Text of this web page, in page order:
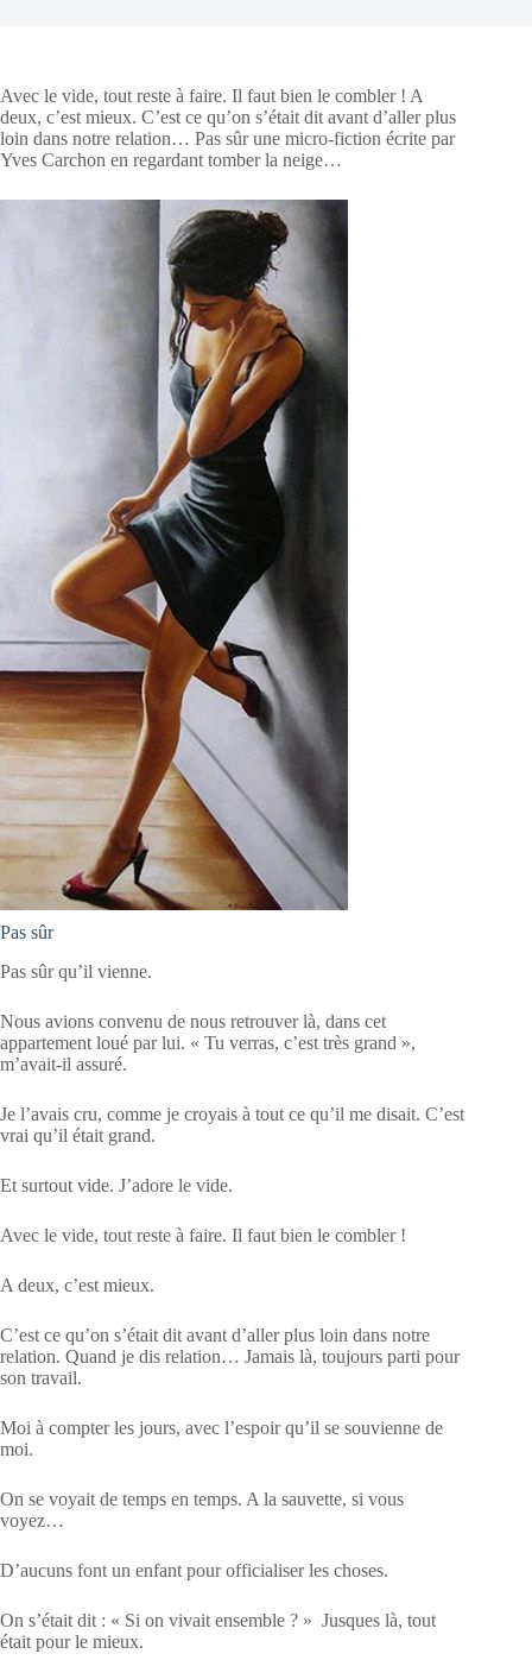
Avec le vide, tout reste à faire. Il faut bien le combler ! A
deux, c’est mieux. C’est ce qu’on s’était dit avant d’aller plus
loin dans notre relation… Pas sûr une micro-fiction écrite par
Yves Carchon en regardant tomber la neige…
Pas sûr
Pas sûr qu’il vienne.
Nous avions convenu de nous retrouver là, dans cet
appartement loué par lui. « Tu verras, c’est très grand »,
m’avait-il assuré.
Je l’avais cru, comme je croyais à tout ce qu’il me disait. C’est
vrai qu’il était grand.
Et surtout vide. J’adore le vide.
Avec le vide, tout reste à faire. Il faut bien le combler !
A deux, c’est mieux.
C’est ce qu’on s’était dit avant d’aller plus loin dans notre
relation. Quand je dis relation… Jamais là, toujours parti pour
son travail.
Moi à compter les jours, avec l’espoir qu’il se souvienne de
moi.
On se voyait de temps en temps. A la sauvette, si vous
voyez…
D’aucuns font un enfant pour officialiser les choses.
On s’était dit : « Si on vivait ensemble ? » Jusques là, tout
était pour le mieux.